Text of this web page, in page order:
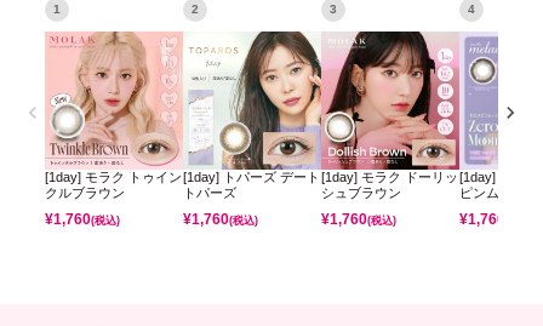
1
[1day] モラク トゥイン
クルブラウン
¥1,760(税込)
2
[1day] トパーズ デート
トパーズ
¥1,760(税込)
3
[1day] モラク ドーリッ
シュブラウン
¥1,760(税込)
4
[1day] ミレデ
ピンムーン
¥1,760